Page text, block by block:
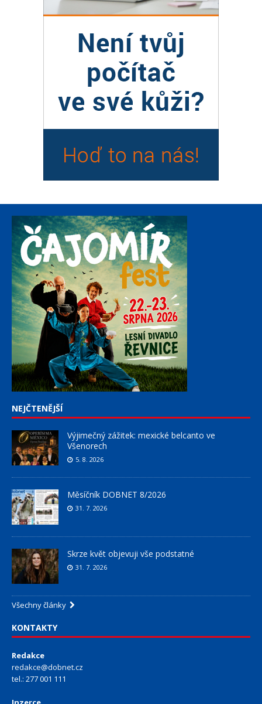
NEJČTENĚJŠÍ
Výjimečný zážitek: mexické belcanto ve
Všenorech
5. 8. 2026
Měsíčník DOBNET 8/2026
31. 7. 2026
Skrze květ objevuji vše podstatné
31. 7. 2026
Všechny články
KONTAKTY
Redakce
redakce@dobnet.cz
tel.: 277 001 111